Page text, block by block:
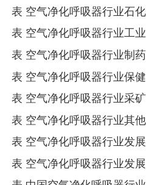
表 空气净化呼吸器行业石
表 空气净化呼吸器行业工
表 空气净化呼吸器行业制
表 空气净化呼吸器行业保
表 空气净化呼吸器行业采
表 空气净化呼吸器行业其
表 空气净化呼吸器行业发
表 空气净化呼吸器行业发